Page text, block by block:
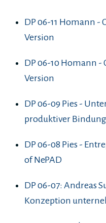
DP 06-11 Homann -
Version
DP 06-10 Homann -
Version
DP 06-09 Pies -
produktiver
DP 06-08 Pies -
of NePAD
DP 06-07: Andreas
Konzeption